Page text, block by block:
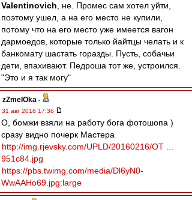
Valentinovich , не. Промес сам хотел уйти,
поэтому ушел, а на его место не купили,
потому что на его место уже имеется вагон
дармоедов, которые только йайтцы челать и к
банкомату шастать горазды. Пусть, собачьи
дети, впахивают. Педроша тот же, устроился.
"Это и я так могу"
zZmeIOka -
31 авг 2018 17:36
О, бомжи взяли на работу бога фотошопа )
сразу видно почерк Мастера
http://img.rjevsky.com/UPLD/20160216/OT ...
951c84.jpg
https://pbs.twimg.com/media/Dl6yN0-
WwAAHo69.jpg:large